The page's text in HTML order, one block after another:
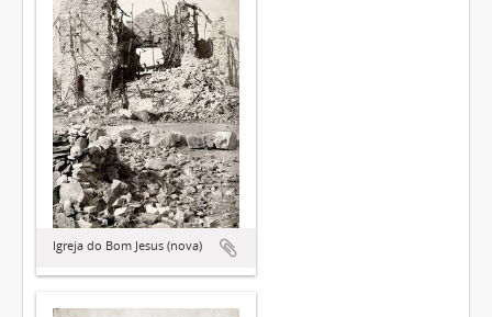
Igreja do Bom Jesus (nova)